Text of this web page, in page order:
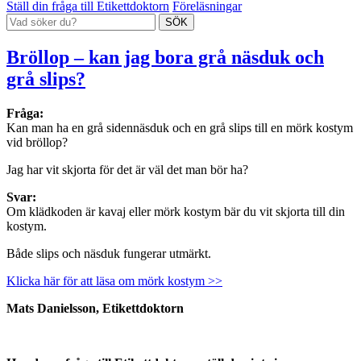
Ställ din fråga till Etikettdoktorn Föreläsningar
Bröllop – kan jag bora grå näsduk och
grå slips?
Fråga:
Kan man ha en grå sidennäsduk och en grå slips till en mörk kostym
vid bröllop?
Jag har vit skjorta för det är väl det man bör ha?
Svar:
Om klädkoden är kavaj eller mörk kostym bär du vit skjorta till din
kostym.
Både slips och näsduk fungerar utmärkt.
Klicka här för att läsa om mörk kostym >>
Mats Danielsson, Etikettdoktorn